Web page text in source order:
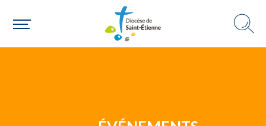
Une paroisse